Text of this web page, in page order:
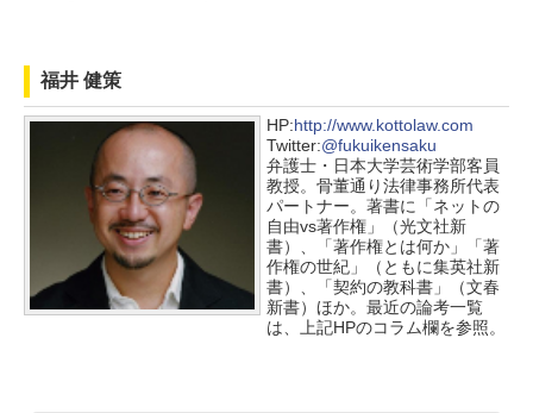
福井 健策
HP:http://www.kottolaw.com
Twitter:@fukuikensaku
弁護士・日本大学芸術学部客員
教授。骨董通り法律事務所代表
パートナー。著書に「ネットの
自由vs著作権」（光文社新
書）、「著作権とは何か」「著
作権の世紀」（ともに集英社新
書）、「契約の教科書」（文春
新書）ほか。最近の論考一覧
は、上記HPのコラム欄を参照。